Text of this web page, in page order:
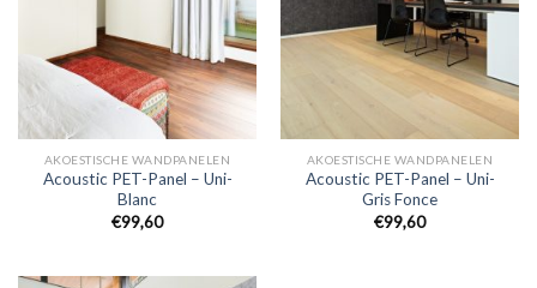
AKOESTISCHE WANDPANELEN
Acoustic PET-Panel – Uni-
Blanc
€99,60
AKOESTISCHE WANDPANELEN
Acoustic PET-Panel – Uni-
Gris Fonce
€99,60